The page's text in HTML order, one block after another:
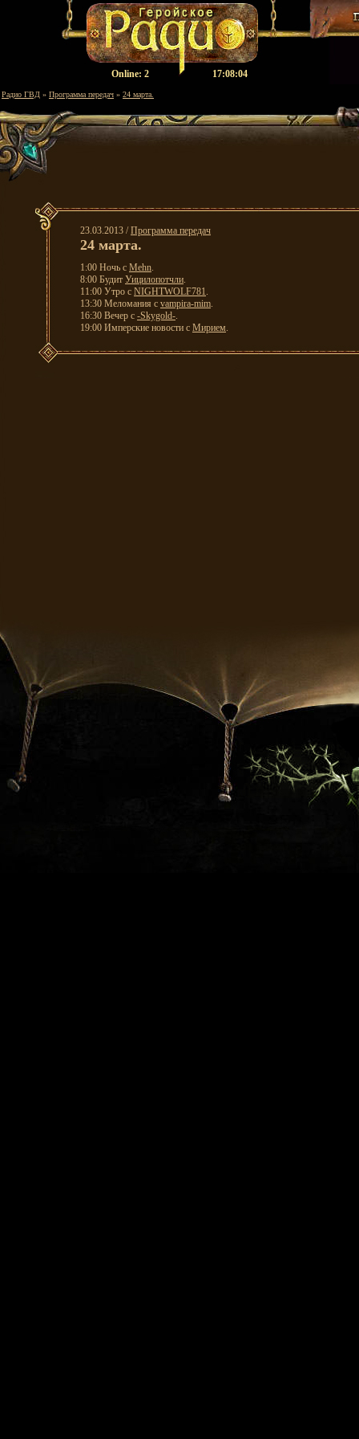
Оnline:2 17:08:04
Радио ГВД » Программа передач » 24 марта.
23.03.2013 /Программа передач
24 марта.
1:00 Ночь с Mehn.
8:00 Будит Уицилопотчли.
11:00 Утро с NIGHTWOLF781.
13:30 Меломания с vampira-mim.
16:30 Вечер с -Skygold-.
19:00 Имперские новости с Мирием.